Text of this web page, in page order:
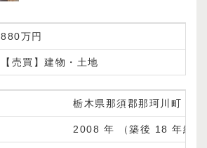
880万円
【売買】建物・土地
栃木県那須郡那珂川町
2008 年 （築後 18 年経過